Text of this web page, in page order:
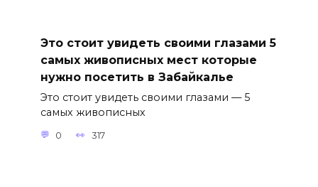
Это стоит увидеть своими глазами 5
самых живописных мест которые
нужно посетить в Забайкалье
Это стоит увидеть своими глазами — 5
самых живописных
0 317